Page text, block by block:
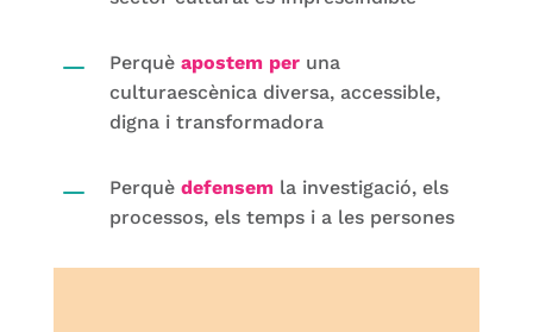
K Perquè apostem peruna
culturaescènica diversa, accessible,
digna i transformadora
K Perquè defensemla investigació, els
processos, els temps i a les persones